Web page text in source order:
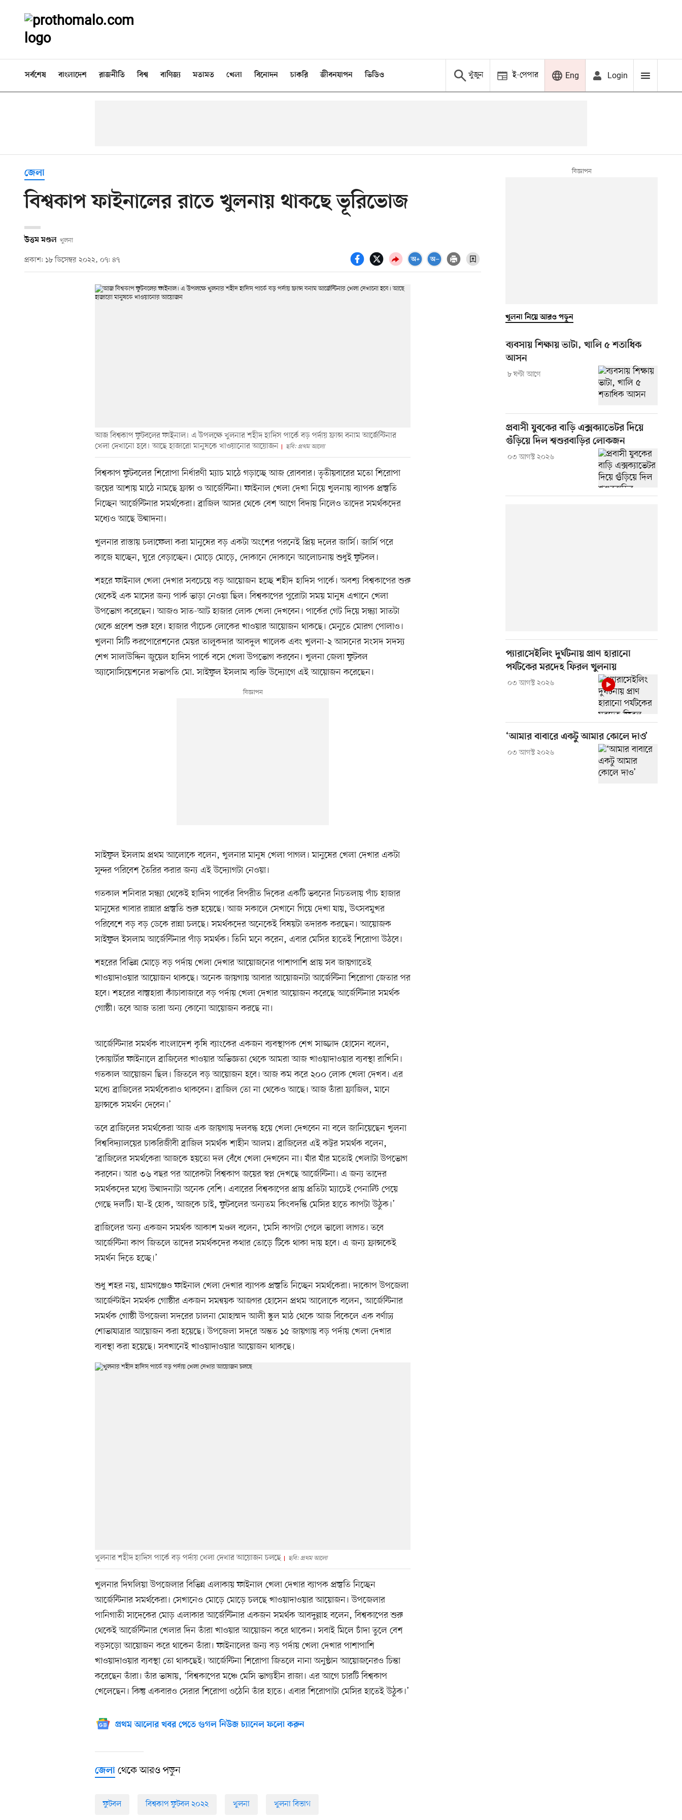
সর্বশেষ বাংলাদেশ রাজনীতি বিশ্ব বাণিজ্য মতামত খেলা বিনোদন চাকরি জীবনযাপন ভিডিও খুঁজুন ই-পেপার Eng Login
জেলা
বিশ্বকাপ ফাইনালের রাতে খুলনায় থাকছে ভূরিভোজ
উত্তম মণ্ডল খুলনা
প্রকাশ: ১৮ ডিসেম্বর ২০২২, ০৭: ৪৭
আজ বিশ্বকাপ ফুটবলের ফাইনাল। এ উপলক্ষে খুলনার শহীদ হাদিস পার্কে বড় পর্দায় ফ্রান্স বনাম আর্জেন্টিনার
খেলা দেখানো হবে। আছে হাজারো মানুষকে খাওয়ানোর আয়োজন
ছবি: প্রথম আলো
বিশ্বকাপ ফুটবলের শিরোপা নির্ধারণী ম্যাচ মাঠে গড়াচ্ছে আজ রোববার। তৃতীয়বারের মতো শিরোপা
জয়ের আশায় মাঠে নামছে ফ্রান্স ও আর্জেন্টিনা। ফাইনাল খেলা দেখা নিয়ে খুলনায় ব্যাপক প্রস্তুতি
নিচ্ছেন আর্জেন্টিনার সমর্থকেরা। ব্রাজিল আসর থেকে বেশ আগে বিদায় নিলেও তাদের সমর্থকদের
মধ্যেও আছে উন্মাদনা।
খুলনার রাস্তায় চলাফেলা করা মানুষের বড় একটা অংশের পরনেই প্রিয় দলের জার্সি। জার্সি পরে
কাজে যাচ্ছেন, ঘুরে বেড়াচ্ছেন। মোড়ে মোড়ে, দোকানে দোকানে আলোচনায় শুধুই ফুটবল।
শহরে ফাইনাল খেলা দেখার সবচেয়ে বড় আয়োজন হচ্ছে শহীদ হাদিস পার্কে। অবশ্য বিশ্বকাপের শুরু
থেকেই এক মাসের জন্য পার্ক ভাড়া নেওয়া ছিল। বিশ্বকাপের পুরোটা সময় মানুষ এখানে খেলা
উপভোগ করেছেন। আজও সাত-আট হাজার লোক খেলা দেখবেন। পার্কের গেট দিয়ে সন্ধ্যা সাতটা
থেকে প্রবেশ শুরু হবে। হাজার পাঁচেক লোকের খাওয়ার আয়োজন থাকছে। মেনুতে মোরগ পোলাও।
খুলনা সিটি করপোরেশনের মেয়র তালুকদার আবদুল খালেক এবং খুলনা-২ আসনের সংসদ সদস্য
শেখ সালাউদ্দিন জুয়েল হাদিস পার্কে বসে খেলা উপভোগ করবেন। খুলনা জেলা ফুটবল
অ্যাসোসিয়েশনের সভাপতি মো. সাইফুল ইসলাম ব্যক্তি উদ্যোগে এই আয়োজন করেছেন।
সাইফুল ইসলাম প্রথম আলোকে বলেন, খুলনার মানুষ খেলা পাগল। মানুষের খেলা দেখার একটা
সুন্দর পরিবেশ তৈরির করার জন্য এই উদ্যোগটা নেওয়া।
গতকাল শনিবার সন্ধ্যা থেকেই হাদিস পার্কের বিপরীত দিকের একটি ভবনের নিচতলায় পাঁচ হাজার
মানুষের খাবার রান্নার প্রস্তুতি শুরু হয়েছে। আজ সকালে সেখানে গিয়ে দেখা যায়, উৎসবমুখর
পরিবেশে বড় বড় ডেকে রান্না চলছে। সমর্থকদের অনেকেই বিষয়টা তদারক করছেন। আয়োজক
সাইফুল ইসলাম আর্জেন্টিনার পাঁড় সমর্থক। তিনি মনে করেন, এবার মেসির হাতেই শিরোপা উঠবে।
শহরের বিভিন্ন মোড়ে বড় পর্দায় খেলা দেখার আয়োজনের পাশাপাশি প্রায় সব জায়গাতেই
খাওয়াদাওয়ার আয়োজন থাকছে। অনেক জায়গায় আবার আয়োজনটা আর্জেন্টিনা শিরোপা জেতার পর
হবে। শহরের বাস্তুহারা কাঁচাবাজারে বড় পর্দায় খেলা দেখার আয়োজন করেছে আর্জেন্টিনার সমর্থক
গোষ্ঠী। তবে আজ তারা অন্য কোনো আয়োজন করছে না।
আর্জেন্টিনার সমর্থক বাংলাদেশ কৃষি ব্যাংকের একজন ব্যবস্থাপক শেখ সাজ্জাদ হোসেন বলেন,
‘কোয়ার্টার ফাইনালে ব্রাজিলের খাওয়ার অভিজ্ঞতা থেকে আমরা আজ খাওয়াদাওয়ার ব্যবস্থা রাখিনি।
গতকাল আয়োজন ছিল। জিতলে বড় আয়োজন হবে। আজ কম করে ২০০ লোক খেলা দেখব। এর
মধ্যে ব্রাজিলের সমর্থকেরাও থাকবেন। ব্রাজিল তো না থেকেও আছে। আজ তাঁরা ফ্রাজিল, মানে
ফ্রান্সকে সমর্থন দেবেন।’
তবে ব্রাজিলের সমর্থকেরা আজ এক জায়গায় দলবদ্ধ হয়ে খেলা দেখবেন না বলে জানিয়েছেন খুলনা
বিশ্ববিদ্যালয়ের চাকরিজীবী ব্রাজিল সমর্থক শাহীন আলম। ব্রাজিলের এই কট্টর সমর্থক বলেন,
‘ব্রাজিলের সমর্থকেরা আজকে হয়তো দল বেঁধে খেলা দেখবেন না। যাঁর যাঁর মতোই খেলাটা উপভোগ
করবেন। আর ৩৬ বছর পর আরেকটা বিশ্বকাপ জয়ের স্বপ্ন দেখছে আর্জেন্টিনা। এ জন্য তাদের
সমর্থকদের মধ্যে উন্মাদনাটা অনেক বেশি। এবারের বিশ্বকাপের প্রায় প্রতিটা ম্যাচেই পেনাল্টি পেয়ে
গেছে দলটি। যা–ই হোক, আজকে চাই, ফুটবলের অন্যতম কিংবদন্তি মেসির হাতে কাপটা উঠুক।’
ব্রাজিলের অন্য একজন সমর্থক আকাশ মণ্ডল বলেন, ‘মেসি কাপটা পেলে ভালো লাগত। তবে
আর্জেন্টিনা কাপ জিতলে তাদের সমর্থকদের কথার তোড়ে টিকে থাকা দায় হবে। এ জন্য ফ্রান্সকেই
সমর্থন দিতে হচ্ছে।’
শুধু শহর নয়, গ্রামগঞ্জেও ফাইনাল খেলা দেখার ব্যাপক প্রস্তুতি নিচ্ছেন সমর্থকেরা। দাকোপ উপজেলা
আর্জেন্টাইন সমর্থক গোষ্ঠীর একজন সমন্বয়ক আজগর হোসেন প্রথম আলোকে বলেন, আর্জেন্টিনার
সমর্থক গোষ্ঠী উপজেলা সদরের চালনা মোহাম্মদ আলী স্কুল মাঠ থেকে আজ বিকেলে এক বর্ণাঢ্য
শোভাযাত্রার আয়োজন করা হয়েছে। উপজেলা সদরে অন্তত ১৫ জায়গায় বড় পর্দায় খেলা দেখার
ব্যবস্থা করা হয়েছে। সবখানেই খাওয়াদাওয়ার আয়োজন থাকছে।
খুলনার শহীদ হাদিস পার্কে বড় পর্দায় খেলা দেখার আয়োজন চলছে ছবি: প্রথম আলো
খুলনার দিঘলিয়া উপজেলার বিভিন্ন এলাকায় ফাইনাল খেলা দেখার ব্যাপক প্রস্তুতি নিচ্ছেন
আর্জেন্টিনার সমর্থকেরা। সেখানেও মোড়ে মোড়ে চলছে খাওয়াদাওয়ার আয়োজন। উপজেলার
পানিগাতী সাদেকের মোড় এলাকার আর্জেন্টিনার একজন সমর্থক আবদুল্লাহ বলেন, বিশ্বকাপের শুরু
থেকেই আর্জেন্টিনার খেলার দিন তাঁরা খাওয়ার আয়োজন করে থাকেন। সবাই মিলে চাঁদা তুলে বেশ
বড়সড়ো আয়োজন করে থাকেন তাঁরা। ফাইনালের জন্য বড় পর্দায় খেলা দেখার পাশাপাশি
খাওয়াদাওয়ার ব্যবস্থা তো থাকছেই। আর্জেন্টিনা শিরোপা জিতলে নানা অনুষ্ঠান আয়োজনেরও চিন্তা
করেছেন তাঁরা। তাঁর ভাষায়, ‘বিশ্বকাপের মঞ্চে মেসি ভাগ্যহীন রাজা। এর আগে চারটি বিশ্বকাপ
খেলেছেন। কিন্তু একবারও সেরার শিরোপা ওঠেনি তাঁর হাতে। এবার শিরোপাটা মেসির হাতেই উঠুক।’
প্রথম আলোর খবর পেতে গুগল নিউজ চ্যানেল ফলো করুন
জেলা থেকে আরও পড়ুন
ফুটবল বিশ্বকাপ ফুটবল ২০২২ খুলনা খুলনা বিভাগ
খুলনা নিয়ে আরও পড়ুন
ব্যবসায় শিক্ষায় ভাটা, খালি ৫ শতাধিক
আসন
৮ ঘণ্টা আগে
প্রবাসী যুবকের বাড়ি এক্সক্যাভেটর দিয়ে
গুঁড়িয়ে দিল শ্বশুরবাড়ির লোকজন
০৩ আগস্ট ২০২৬
প্যারাসেইলিং দুর্ঘটনায় প্রাণ হারানো
পর্যটকের মরদেহ ফিরল খুলনায়
০৩ আগস্ট ২০২৬
‘আমার বাবারে একটু আমার কোলে দাও’
০৩ আগস্ট ২০২৬